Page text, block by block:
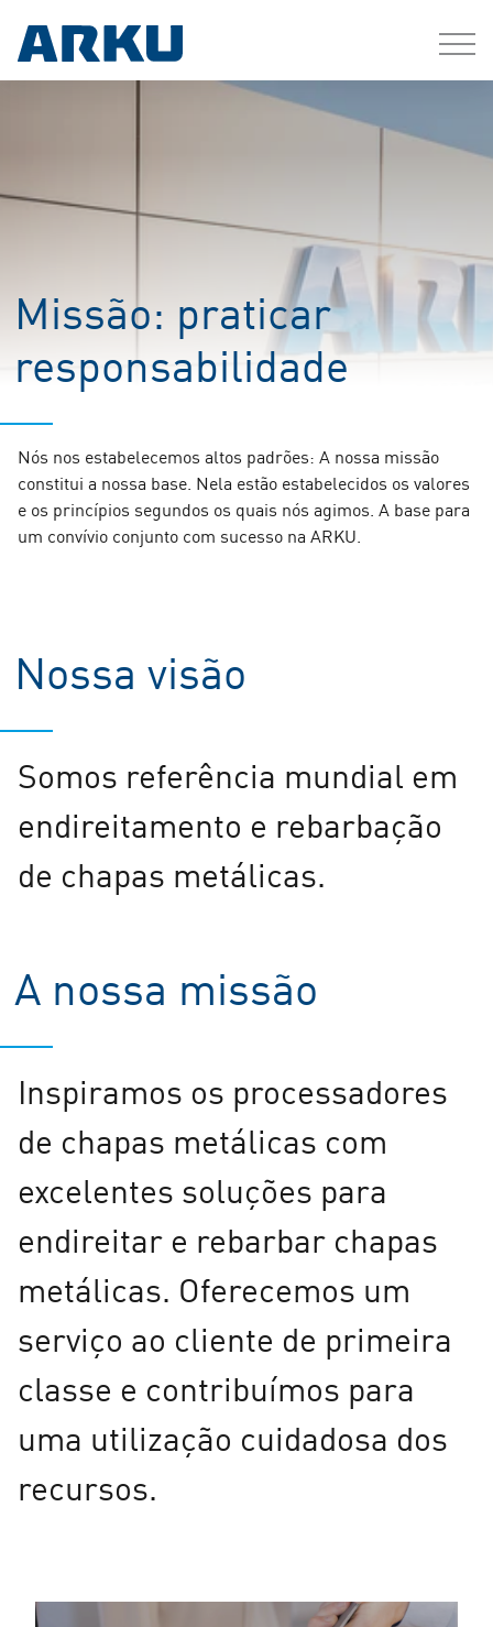
Missão: praticar
responsabilidade
Nós nos estabelecemos altos padrões: A nossa missão
constitui a nossa base. Nela estão estabelecidos os valores
e os princípios segundos os quais nós agimos. A base para
um convívio conjunto com sucesso na ARKU.
Nossa visão
Somos referência mundial em
endireitamento e rebarbação
de chapas metálicas.
A nossa missão
Inspiramos os processadores
de chapas metálicas com
excelentes soluções para
endireitar e rebarbar chapas
metálicas. Oferecemos um
serviço ao cliente de primeira
classe e contribuímos para
uma utilização cuidadosa dos
recursos.